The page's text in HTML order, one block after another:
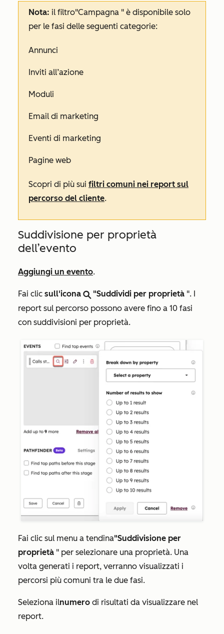
Nota: il filtro"Campagna " è disponibile solo
per le fasi delle seguenti categorie:
Annunci
Inviti all’azione
Moduli
Email di marketing
Eventi di marketing
Pagine web
Scopri di più sui filtri comuni nei report sul
percorso del cliente.
Suddivisione per proprietà
dell’evento
Aggiungi un evento.
Fai clic sull'icona search "Suddividi per proprietà ". I
report sul percorso possono avere fino a 10 fasi
con suddivisioni per proprietà.
Fai clic sul menu a tendina"Suddivisione per
proprietà " per selezionare una proprietà. Una
volta generati i report, verranno visualizzati i
percorsi più comuni tra le due fasi.
Seleziona ilnumero di risultati da visualizzare nel
report.